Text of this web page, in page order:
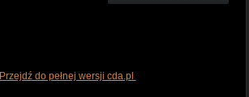
Przejdź do pełnej wersji cda.pl